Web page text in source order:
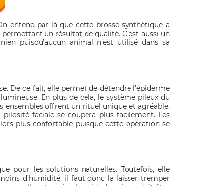
entend par là que cette brosse synthétique a
un résultat de qualité. C’est aussi un
puisqu’aucun animal n’est utilisé dans sa
De ce fait, elle permet de détendre l’épiderme
En plus de cela, le système pileux du
ensembles offrent un rituel unique et agréable.
faciale se coupera plus facilement. Les
plus confortable puisque cette opération se
pour les solutions naturelles. Toutefois, elle
d’humidité, il faut donc la laisser tremper